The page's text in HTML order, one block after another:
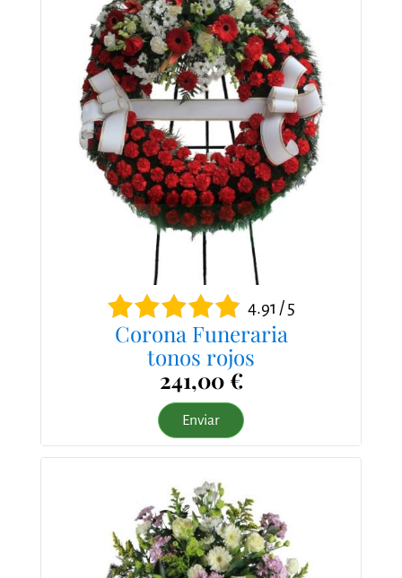
4.91 / 5
Corona Funeraria
tonos rojos
241,00 €
Enviar